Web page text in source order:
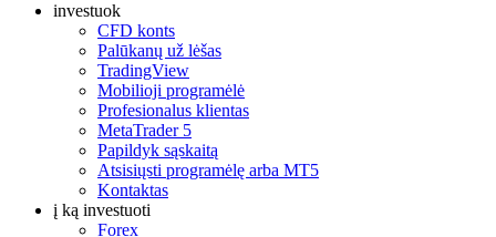
investuok
CFD konts
Palūkanų už lėšas
TradingView
Mobilioji programėlė
Profesionalus klientas
MetaTrader 5
Papildyk sąskaitą
Atsisiųsti programėlę arba MT5
Kontaktas
į ką investuoti
Forex